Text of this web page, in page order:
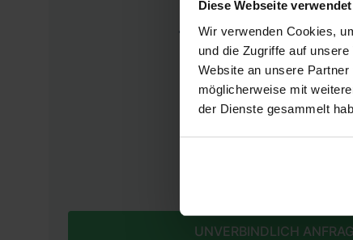
Diese Webseite
Wir verwenden Cookies,
und die Zugriffe auf
Website an unsere
möglicherweise mit
der Dienste gesammelt
UNVERBINDLICH